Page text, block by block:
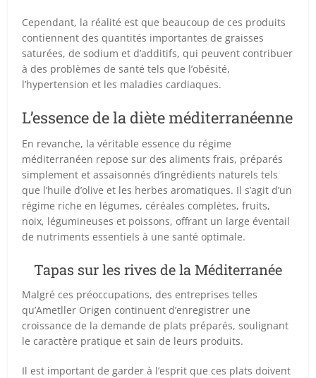
Cependant, la réalité est que beaucoup de ces produits
contiennent des quantités importantes de graisses
saturées, de sodium et d’additifs, qui peuvent contribuer
à des problèmes de santé tels que l’obésité,
l’hypertension et les maladies cardiaques.
L’essence de la diète méditerranéenne
En revanche, la véritable essence du régime
méditerranéen repose sur des aliments frais, préparés
simplement et assaisonnés d’ingrédients naturels tels
que l’huile d’olive et les herbes aromatiques. Il s’agit d’un
régime riche en légumes, céréales complètes, fruits,
noix, légumineuses et poissons, offrant un large éventail
de nutriments essentiels à une santé optimale.
Tapas sur les rives de la Méditerranée
Malgré ces préoccupations, des entreprises telles
qu’Ametller Origen continuent d’enregistrer une
croissance de la demande de plats préparés, soulignant
le caractère pratique et sain de leurs produits.
Il est important de garder à l’esprit que ces plats doivent